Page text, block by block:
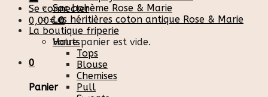
Se connecter
0,00€ 0
Votre panier est vide.
0
Panier
Sac bohème Rose & Marie
Les héritières coton antique Rose & Marie
La boutique friperie
Hauts
Tops
Blouse
Chemises
Pull